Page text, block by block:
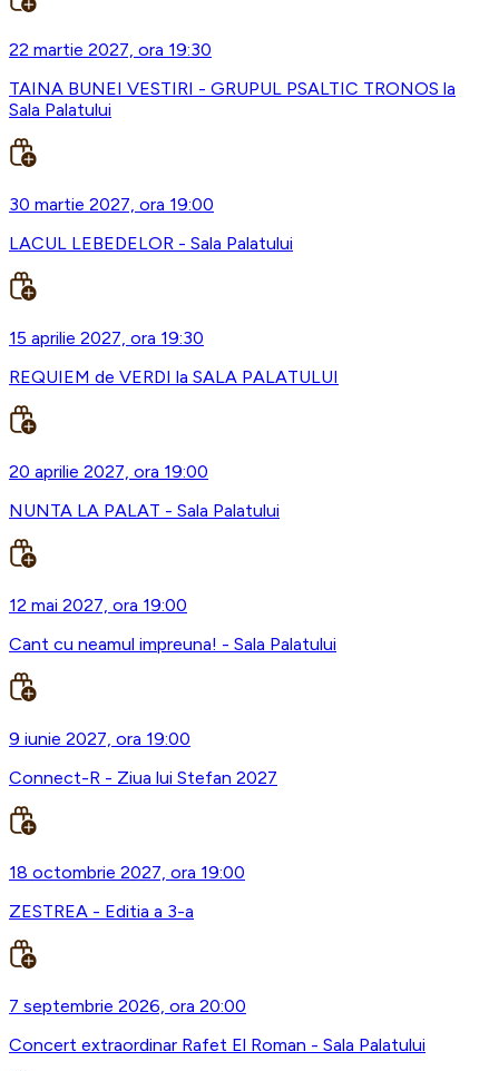
22 martie 2027, ora 19:30
TAINA BUNEI VESTIRI - GRUPUL PSALTIC TRONOS la
Sala Palatului
30 martie 2027, ora 19:00
LACUL LEBEDELOR - Sala Palatului
15 aprilie 2027, ora 19:30
REQUIEM de VERDI la SALA PALATULUI
20 aprilie 2027, ora 19:00
NUNTA LA PALAT - Sala Palatului
12 mai 2027, ora 19:00
Cant cu neamul impreuna! - Sala Palatului
9 iunie 2027, ora 19:00
Connect-R - Ziua lui Stefan 2027
18 octombrie 2027, ora 19:00
ZESTREA - Editia a 3-a
7 septembrie 2026, ora 20:00
Concert extraordinar Rafet El Roman - Sala Palatului